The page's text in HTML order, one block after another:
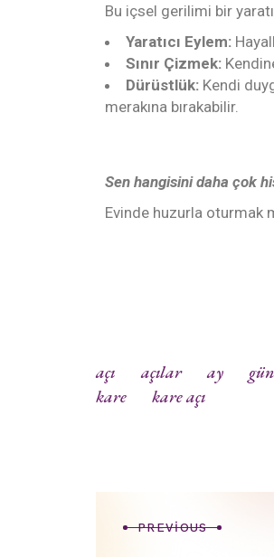
Bu içsel gerilimi bir
Yaratıcı Eylem:
Sınır Çizmek:
Dürüstlük: Kendi
merakına bırakabilir.
Sen hangisini daha çok
Evinde huzurla oturmak
açı açılar ay
kare
kare açı
PREVIOUS